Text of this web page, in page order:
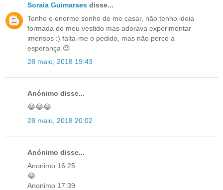
Soraia Guimaraes disse...
Tenho o enorme sonho de me casar, não tenho ideia
formada do meu vestido mas adorava experimentar
imensos :) falta-me o pedido, mas não perco a
esperança 😍
28 maio, 2018 19:43
Anónimo disse...
😂😂😂
28 maio, 2018 20:02
Anónimo disse...
Anonimo 16:25
😂
Anonimo 17:39